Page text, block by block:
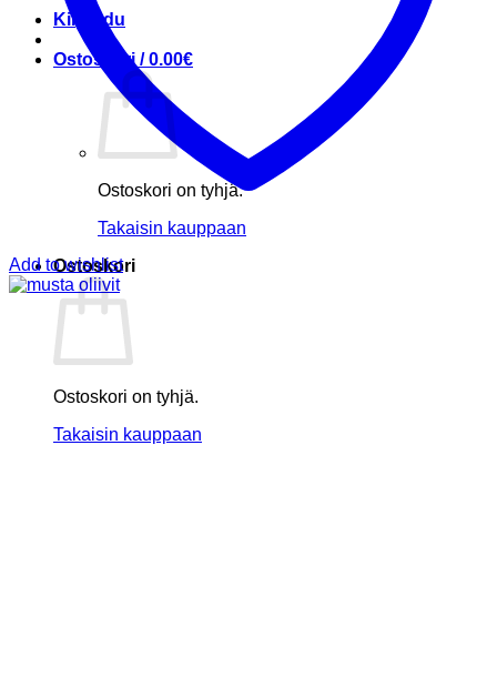
Kirjaudu
Ostoskori /0.00€
Ostoskori on tyhjä.
Takaisin kauppaan
Ostoskori
Ostoskori on tyhjä.
Takaisin kauppaan
Add to wishlist